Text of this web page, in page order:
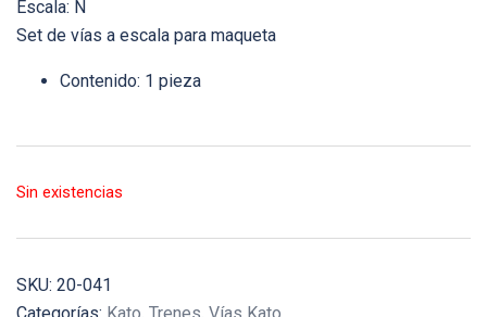
Escala: N
Set de vías a escala para maqueta
Contenido: 1 pieza
Sin existencias
SKU: 20-041